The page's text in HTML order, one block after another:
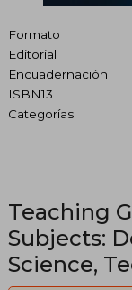
Formato
Editorial
Encuadernación
ISBN13
Categorías
Teaching
Subjects:
Science,